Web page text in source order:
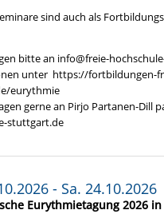
sind auch als
bitte an info@freie-
unter https://fortbildungen-
eurythmie
gerne an Pirjo Partanen-Dill
stuttgart.de
- Sa. 24.10.2026
Eurythmietagung 2026